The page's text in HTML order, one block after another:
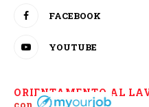
FACEBOOK
YOUTUBE
ORIENTAMENTO AL